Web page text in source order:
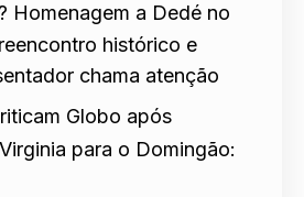
Homenagem a Dedé no
histórico e
chama atenção
Globo após
para o Domingão: